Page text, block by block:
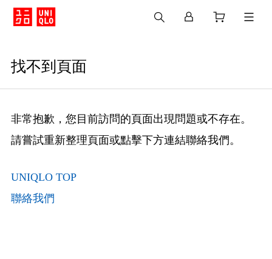
找不到頁面
非常抱歉，您目前訪問的頁面出現問題或不存在。
請嘗試重新整理頁面或點擊下方連結聯絡我們。
UNIQLO TOP
聯絡我們